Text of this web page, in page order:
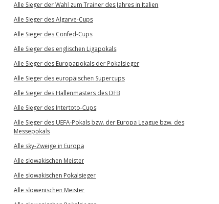
Alle Sieger der Wahl zum Trainer des Jahres in Italien
Alle Sieger des Algarve-Cups
Alle Sieger des Confed-Cups
Alle Sieger des englischen Ligapokals
Alle Sieger des Europapokals der Pokalsieger
Alle Sieger des europäischen Supercups
Alle Sieger des Hallenmasters des DFB
Alle Sieger des Intertoto-Cups
Alle Sieger des UEFA-Pokals bzw. der Europa League bzw. des
Messepokals
Alle sky-Zweige in Europa
Alle slowakischen Meister
Alle slowakischen Pokalsieger
Alle slowenischen Meister